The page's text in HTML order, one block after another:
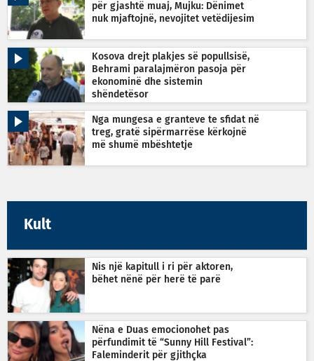
për gjashtë muaj, Mujku: Dënimet
nuk mjaftojnë, nevojitet vetëdijesim
Kosova drejt plakjes së popullsisë,
Behrami paralajmëron pasoja për
ekonominë dhe sistemin
shëndetësor
Nga mungesa e granteve te sfidat në
treg, gratë sipërmarrëse kërkojnë
më shumë mbështetje
Kult
Nis një kapitull i ri për aktoren,
bëhet nënë për herë të parë
Nëna e Duas emocionohet pas
përfundimit të “Sunny Hill Festival”:
Faleminderit për gjithçka